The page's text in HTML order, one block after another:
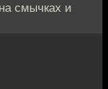
смычках и